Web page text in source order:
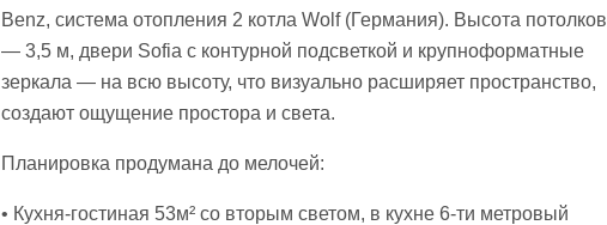
Benz, система отопления 2 котла Wolf (Германия). Высота потолков
— 3,5 м, двери Sofia с контурной подсветкой и крупноформатные
зеркала — на всю высоту, что визуально расширяет пространство,
создают ощущение простора и света.
Планировка продумана до мелочей:
• Кухня-гостиная 53м² со вторым светом, в кухне 6-ти метровый